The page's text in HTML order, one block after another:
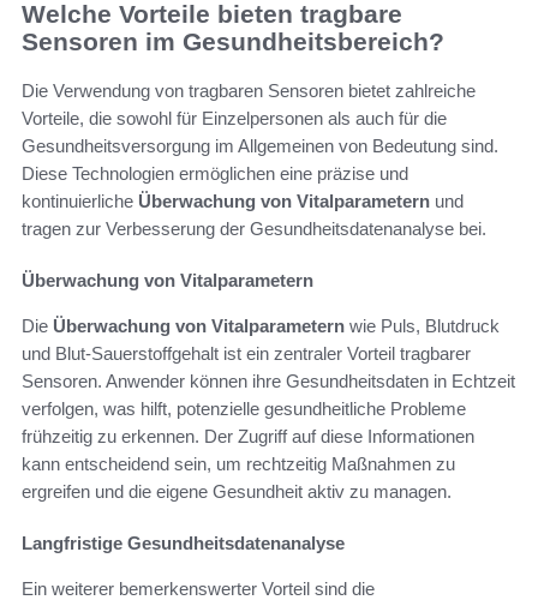
Welche Vorteile bieten tragbare
Sensoren im Gesundheitsbereich?
Die Verwendung von tragbaren Sensoren bietet zahlreiche
Vorteile, die sowohl für Einzelpersonen als auch für die
Gesundheitsversorgung im Allgemeinen von Bedeutung sind.
Diese Technologien ermöglichen eine präzise und
kontinuierliche Überwachung von Vitalparametern und
tragen zur Verbesserung der Gesundheitsdatenanalyse bei.
Überwachung von Vitalparametern
Die Überwachung von Vitalparametern wie Puls, Blutdruck
und Blut-Sauerstoffgehalt ist ein zentraler Vorteil tragbarer
Sensoren. Anwender können ihre Gesundheitsdaten in Echtzeit
verfolgen, was hilft, potenzielle gesundheitliche Probleme
frühzeitig zu erkennen. Der Zugriff auf diese Informationen
kann entscheidend sein, um rechtzeitig Maßnahmen zu
ergreifen und die eigene Gesundheit aktiv zu managen.
Langfristige Gesundheitsdatenanalyse
Ein weiterer bemerkenswerter Vorteil sind die